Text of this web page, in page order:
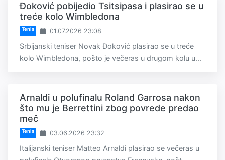
Đoković pobijedio Tsitsipasa i plasirao se u
treće kolo Wimbledona
Tenis 01.07.2026 23:08
Srbijanski teniser Novak Đoković plasirao se u treće
kolo Wimbledona, pošto je večeras u drugom kolu u...
Arnaldi u polufinalu Roland Garrosa nakon
što mu je Berrettini zbog povrede predao
meč
Tenis 03.06.2026 23:32
Italijanski teniser Matteo Arnaldi plasirao se večeras u